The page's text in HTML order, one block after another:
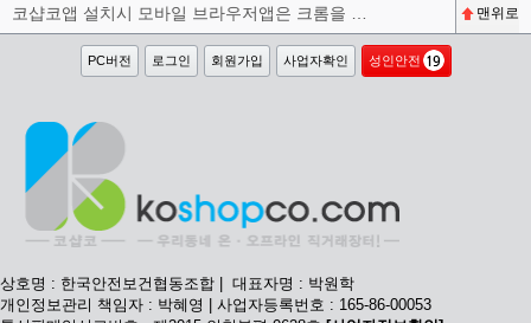
맨위로
PC버전 로그인 회원가입 사업자확인 성인안전
상호명 : 한국안전보건협동조합 | 대표자명 : 박원학
개인정보관리 책임자 : 박혜영 | 사업자등록번호 : 165-86-00053